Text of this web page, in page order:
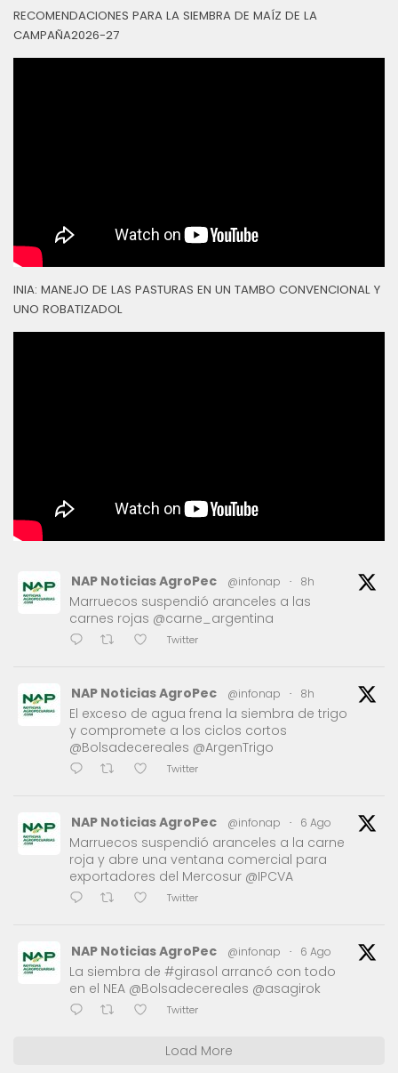
RECOMENDACIONES PARA LA SIEMBRA DE MAÍZ DE LA
CAMPAÑA2026-27
INIA: MANEJO DE LAS PASTURAS EN UN TAMBO CONVENCIONAL Y
UNO ROBATIZADOL
NAP Noticias AgroPec @infonap · 8h
Marruecos suspendió aranceles a las
carnes rojas @carne_argentina
Twitter
NAP Noticias AgroPec @infonap · 8h
El exceso de agua frena la siembra de trigo
y compromete a los ciclos cortos
@Bolsadecereales @ArgenTrigo
Twitter
NAP Noticias AgroPec @infonap · 6 Ago
Marruecos suspendió aranceles a la carne
roja y abre una ventana comercial para
exportadores del Mercosur @IPCVA
Twitter
NAP Noticias AgroPec @infonap · 6 Ago
La siembra de #girasol arrancó con todo
en el NEA @Bolsadecereales @asagirok
Twitter
Load More